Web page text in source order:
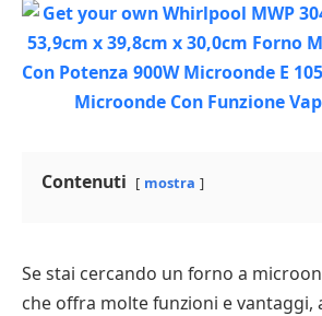
Contenuti mostra
Se stai cercando un forno a
che offra molte funzioni e vantaggi,